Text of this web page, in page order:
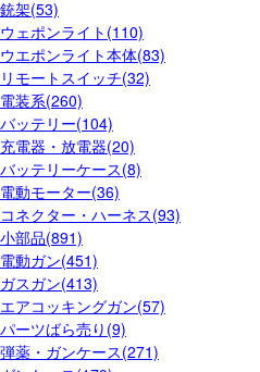
銃架(53)
ウェポンライト(110)
ウエポンライト本体(83)
リモートスイッチ(32)
電装系(260)
バッテリー(104)
充電器・放電器(20)
バッテリーケース(8)
電動モーター(36)
コネクター・ハーネス(93)
小部品(891)
電動ガン(451)
ガスガン(413)
エアコッキングガン(57)
パーツばら売り(9)
弾薬・ガンケース(271)